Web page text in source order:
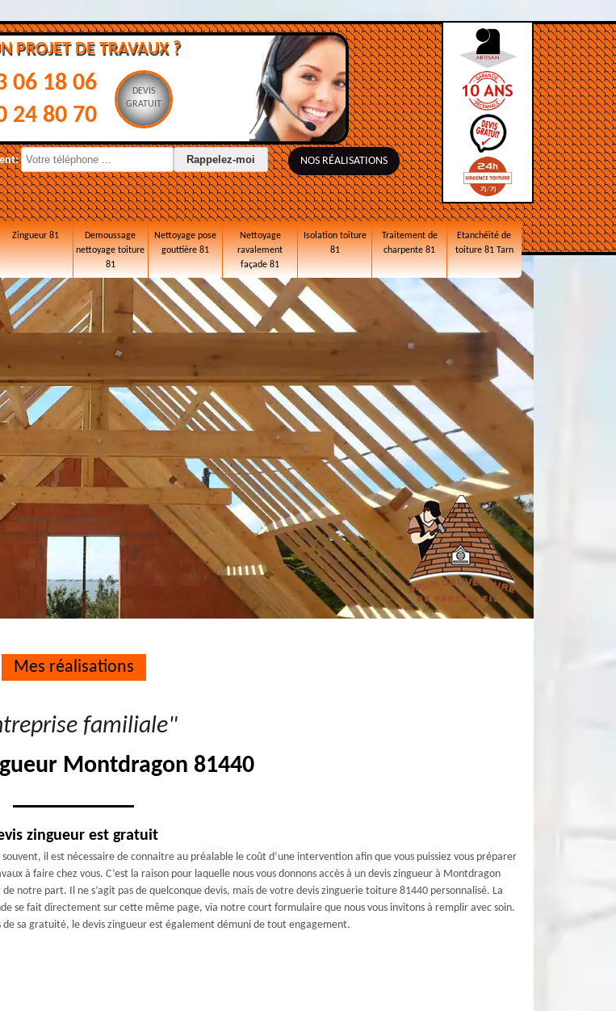
PROJET DE TRAVAUX ?
06 18 06
24 80 70
DEVIS
GRATUIT
NOS RÉALISATIONS
Zingueur 81
Demoussage
nettoyage toiture
81
Nettoyage pose
gouttière 81
Nettoyage
ravalement
façade 81
Isolation toiture
81
Traitement de
charpente 81
Etanchéité de
toiture 81 Tarn
Mes réalisations
familiale"
Montdragon 81440
zingueur est gratuit
souvent, il est nécessaire de connaitre au préalable le coût d’une intervention afin que vous puissiez vous préparer
à faire chez vous. C’est la raison pour laquelle nous vous donnons accès à un devis zingueur à Montdragon
notre part. Il ne s’agit pas de quelconque devis, mais de votre devis zinguerie toiture 81440 personnalisé. La
se fait directement sur cette même page, via notre court formulaire que nous vous invitons à remplir avec soin.
de sa gratuité, le devis zingueur est également démuni de tout engagement.